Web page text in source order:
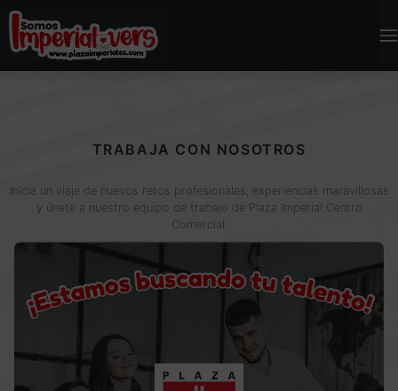
TRABAJA CON NOSOTROS
Inicia un viaje de nuevos retos profesionales, experiencias maravillosas
y únete a nuestro equipo de trabajo de Plaza Imperial Centro
Comercial.